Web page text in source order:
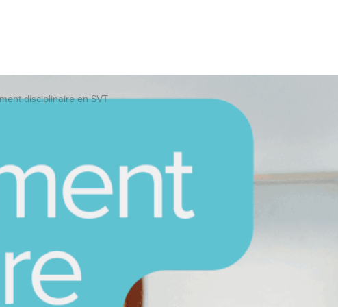
disciplinaire en SVT